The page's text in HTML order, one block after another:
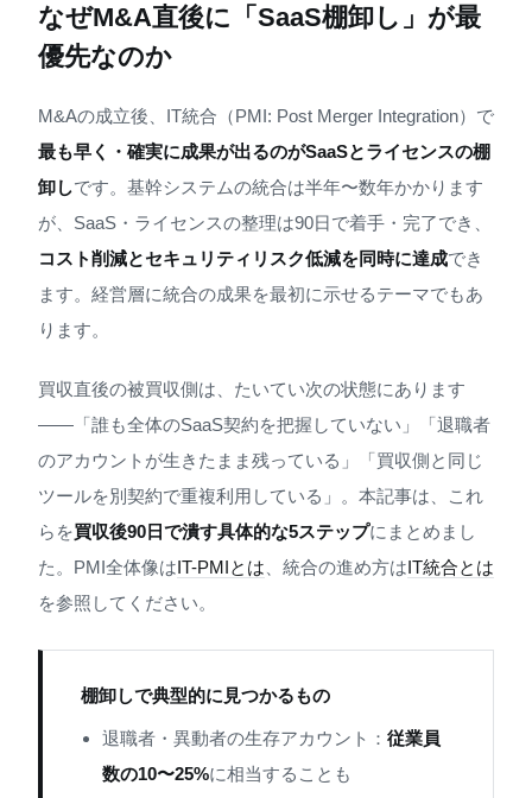
なぜM&A直後に「SaaS棚卸し」が最
優先なのか
M&Aの成立後、IT統合（PMI: Post Merger Integration）で
最も早く・確実に成果が出るのがSaaSとライセンスの棚
卸しです。基幹システムの統合は半年〜数年かかります
が、SaaS・ライセンスの整理は90日で着手・完了でき、
コスト削減とセキュリティリスク低減を同時に達成でき
ます。経営層に統合の成果を最初に示せるテーマでもあ
ります。
買収直後の被買収側は、たいてい次の状態にあります
——「誰も全体のSaaS契約を把握していない」「退職者
のアカウントが生きたまま残っている」「買収側と同じ
ツールを別契約で重複利用している」。本記事は、これ
らを買収後90日で潰す具体的な5ステップにまとめまし
た。PMI全体像はIT-PMIとは 、統合の進め方はIT統合とは
を参照してください。
棚卸しで典型的に見つかるもの
退職者・異動者の生存アカウント：従業員
数の10〜25%に相当することも